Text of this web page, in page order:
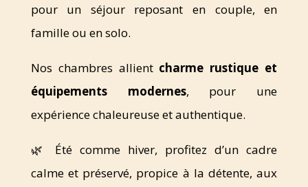
pour un séjour reposant en couple, en
famille ou en solo.
Nos chambres allient charme rustique et
équipements modernes, pour une
expérience chaleureuse et authentique.
🌿 Été comme hiver, profitez d’un cadre
calme et préservé, propice à la détente, aux